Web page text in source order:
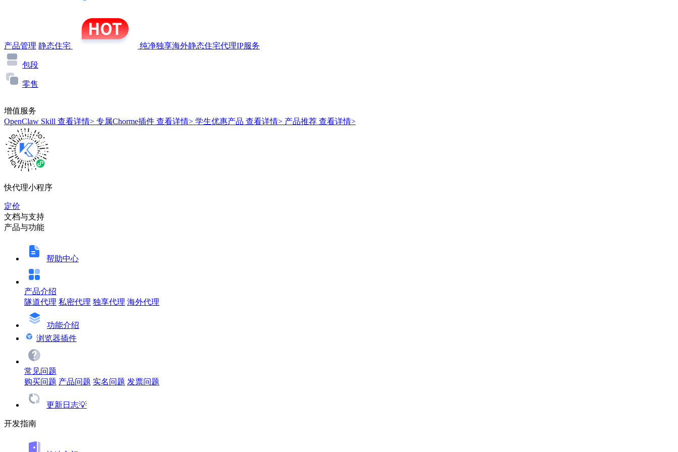
产品管理 静态住宅 纯净独享海外静态住宅代理IP服务
包段
零售
增值服务
OpenClaw Skill 查看详情> 专属Chorme插件 查看详情> 学生优惠产品 查看详情> 产品推荐 查看详情>
快代理小程序
定价
文档与支持
产品与功能
帮助中心
产品介绍
隧道代理 私密代理 独享代理 海外代理
功能介绍
浏览器插件
常见问题
购买问题 产品问题 实名问题 发票问题
更新日志💡
开发指南